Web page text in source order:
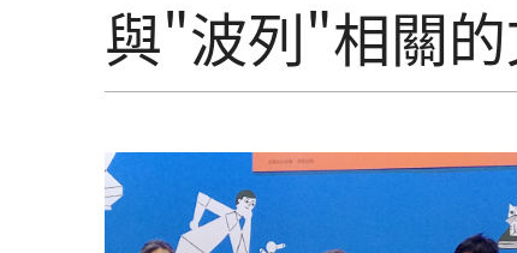
與"波列"相關